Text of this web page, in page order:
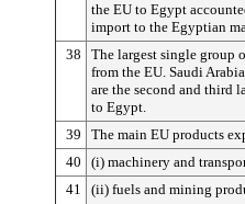
the EU to Egypt
import to the Egyptian
38
The largest single group
from the EU. Saudi
are the second and third
to Egypt.
39 The main EU products
40
(i) machinery and
41
(ii) fuels and mining